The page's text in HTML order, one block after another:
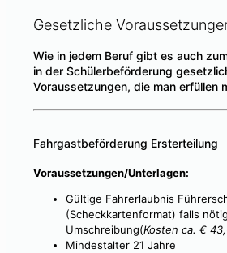
Gesetzliche
Wie in jedem Beruf gibt es auch
in der Schülerbeförderung
Voraussetzungen, die man erfüllen
Fahrgastbeförderung Ersterteilung
Voraussetzungen/Unterlagen:
Gültige Fahrerlaubnis
(Scheckkartenformat) falls nötig
Umschreibung(Kosten ca. €
Mindestalter 21 Jahre